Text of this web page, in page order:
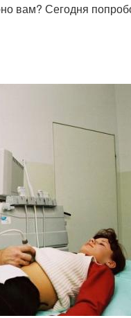
вам? Сегодня